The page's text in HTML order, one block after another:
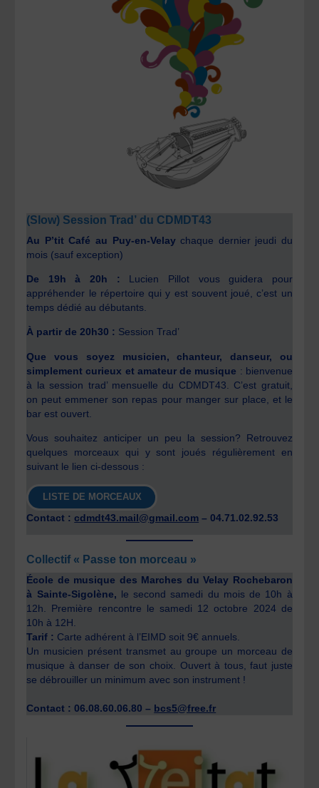
(Slow) Session Trad’ du CDMDT43
Au P’tit Café au Puy-en-Velaychaque dernier jeudi du
mois (sauf exception)
De 19h à 20h : Lucien Pillot vous guidera pour
appréhender le répertoire qui y est souvent joué, c’est un
temps dédié au débutants.
À partir de 20h30 : Session Trad’
Que vous soyez musicien, chanteur, danseur, ou
simplement curieux et amateur de musique : bienvenue
à la session trad’ mensuelle du CDMDT43. C’est gratuit,
on peut emmener son repas pour manger sur place, et le
bar est ouvert.
Vous souhaitez anticiper un peu la session? Retrouvez
quelques morceaux qui y sont joués régulièrement en
suivant le lien ci-dessous :
LISTE DE MORCEAUX
Contact :cdmdt43.mail@gmail.com – 04.71.02.92.53
Collectif « Passe ton morceau »
École de musique des Marches du Velay Rochebaron
à Sainte-Sigolène, le second samedi du mois de 10h à
12h.
Première rencontre le samedi 12 octobre 2024 de
10h à 12H.
Tarif : Carte adhérent à l’EIMD soit 9€ annuels.
Un musicien présent transmet au groupe un morceau de
musique à danser de son choix. Ouvert à tous, faut juste
se débrouiller un minimum avec son instrument !
Contact : 06.08.60.06.80 – bcs5@free.fr